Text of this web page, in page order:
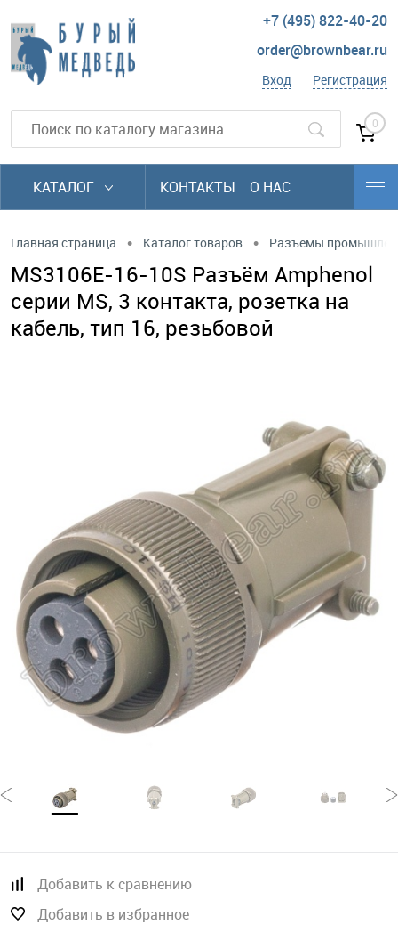
+7 (495) 822-40-20
order@brownbear.ru
Вход Регистрация
0
КАТАЛОГ КОНТАКТЫ О НАС
Главная страница • Каталог товаров • Разъёмы
MS3106E-16-10S Разъём Amphenol
серии MS, 3 контакта, розетка на
кабель, тип 16, резьбовой
Добавить к сравнению
Добавить в избранное